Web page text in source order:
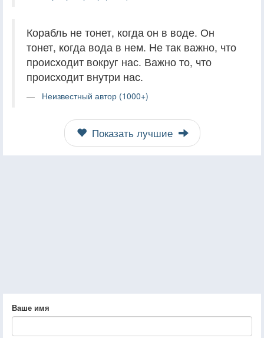
Корабль не тонет, когда он в воде. Он
тонет, когда вода в нем. Не так важно, что
происходит вокруг нас. Важно то, что
происходит внутри нас.
Неизвестный автор (1000+)
Показать лучшие
Ваше имя